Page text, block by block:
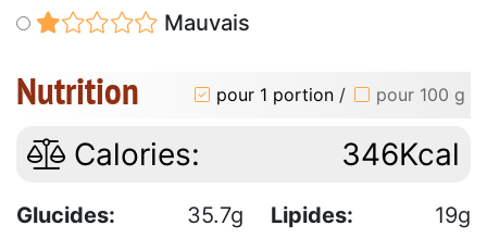
Mauvais
Nutrition pour 1 portion / pour 100 g
Calories: 346Kcal
Glucides: 35.7g Lipides:
19g